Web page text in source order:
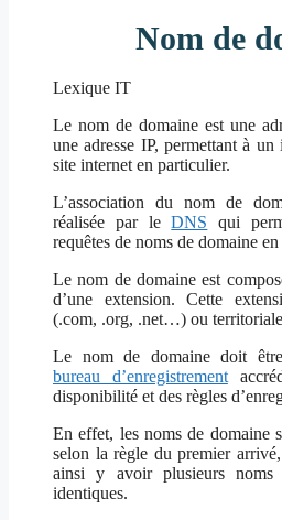
Nom de
Lexique IT
Le nom de domaine est une
une adresse IP, permettant à un
site internet en particulier.
L’association du nom de
réalisée par leDNS qui
requêtes de noms de domaine en
Le nom de domaine est
d’une extension. Cette
(.com, .org, .net…) ou
Le nom de domaine doit être
bureau d’enregistrement
disponibilité et des règles
En effet, les noms de domaine
selon la règle du premier
ainsi y avoir plusieurs noms
identiques.